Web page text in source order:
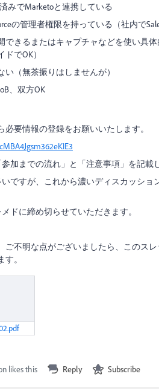
済みでMarketoと連携している
の管理者権限を持っている（社内で
できるまたはキャプチャなどを使い具
でOK）
い（無茶振りはしませんが）
、双方OK
必要情報の登録をお願いいたします。
加までの流れ」と「注意事項」を記載
ですが、これから濃いディスカッシ
ドに締め切らせていただきます。
ご不明な点がございましたら、このス
。
likes this Reply Subscribe